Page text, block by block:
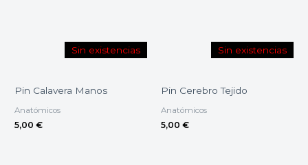
Sin existencias
Pin Calavera Manos
Anatómicos
5,00 €
Sin existencias
Pin Cerebro Tejido
Anatómicos
5,00 €